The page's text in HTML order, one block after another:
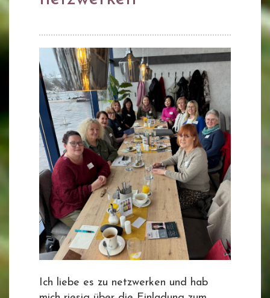
Ich liebe es zu netzwerken und hab